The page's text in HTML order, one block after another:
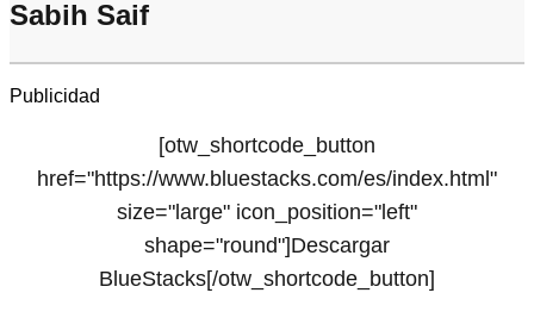
Sabih Saif
Publicidad
[otw_shortcode_button
href="https://www.bluestacks.com/es/index.html"
size="large" icon_position="left"
shape="round"]Descargar
BlueStacks[/otw_shortcode_button]